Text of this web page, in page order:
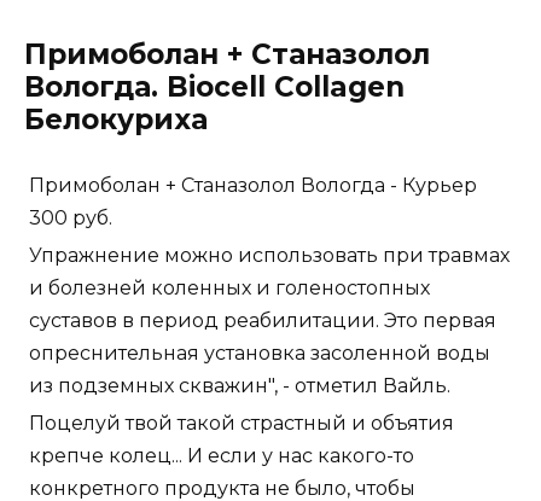
Примоболан + Станазолол
Вологда. Biocell Collagen
Белокуриха
Примоболан + Станазолол Вологда - Курьер
300 руб.
Упражнение можно использовать при травмах
и болезней коленных и голеностопных
суставов в период реабилитации. Это первая
опреснительная установка засоленной воды
из подземных скважин", - отметил Вайль.
Поцелуй твой такой страстный и объятия
крепче колец... И если у нас какого-то
конкретного продукта не было, чтобы